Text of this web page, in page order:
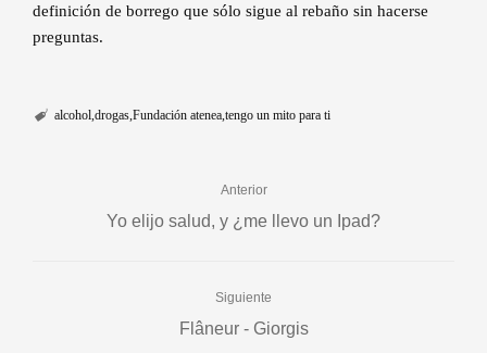
definición de borrego que sólo sigue al rebaño sin hacerse
preguntas.
alcohol drogas Fundación atenea tengo un mito para ti
Anterior
Yo elijo salud, y ¿me llevo un Ipad?
Siguiente
Flâneur - Giorgis